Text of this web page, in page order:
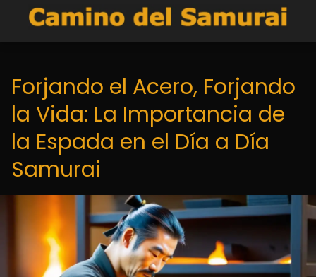
Forjando el Acero, Forjando
la Vida: La Importancia de
la Espada en el Día a Día
Samurai